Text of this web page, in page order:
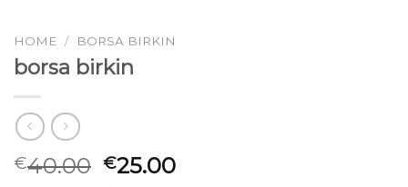
HOME / BORSA BIRKIN
borsa birkin
€40.00 €25.00